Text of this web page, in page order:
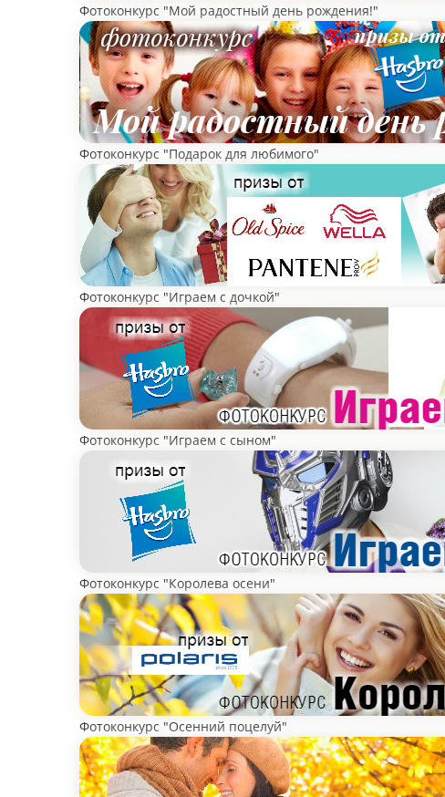
Фотоконкурс "Мой радостный день рождения!"
Фотоконкурс "Подарок для любимого"
Фотоконкурс "Играем с дочкой"
Фотоконкурс "Играем с сыном"
Фотоконкурс "Королева осени"
Фотоконкурс "Осенний поцелуй"